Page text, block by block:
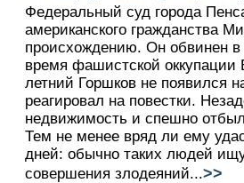
Федеральный суд города
американского гражданства
происхождению. Он обвинен
время фашистской оккупации
летний Горшков не появился
реагировал на повестки.
недвижимость и спешно
Тем не менее вряд ли ему
дней: обычно таких людей
совершения злодеяний...>>